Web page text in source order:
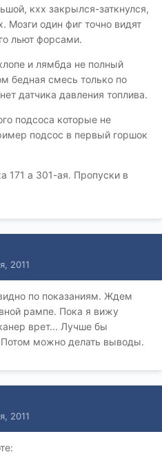
кхх закрылся-заткнулся,
Мозги один фиг точно видят
льют форсами.
и лямбда не полный
бедная смесь только по
датчика давления топлива.
подсоса которые не
подсос в первый горшок
171 а 301-ая. Пропуски в
2011
по показаниям. Ждем
рампе. Пока я вижу
врет... Лучше бы
можно делать выводы.
2011